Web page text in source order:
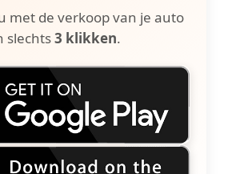
met de verkoop van je auto
slechts3 klikken.